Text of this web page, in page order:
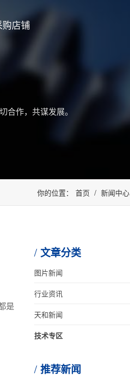
购店铺
合作，共谋发展。
你的位置： 首页 / 新闻中心
是
文章分类
图片新闻
行业资讯
天和新闻
技术专区
推荐新闻